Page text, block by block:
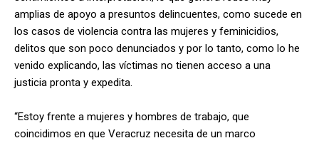
amplias de apoyo a presuntos delincuentes, como sucede en
los casos de violencia contra las mujeres y feminicidios,
delitos que son poco denunciados y por lo tanto, como lo he
venido explicando, las víctimas no tienen acceso a una
justicia pronta y expedita.
“Estoy frente a mujeres y hombres de trabajo, que
coincidimos en que Veracruz necesita de un marco